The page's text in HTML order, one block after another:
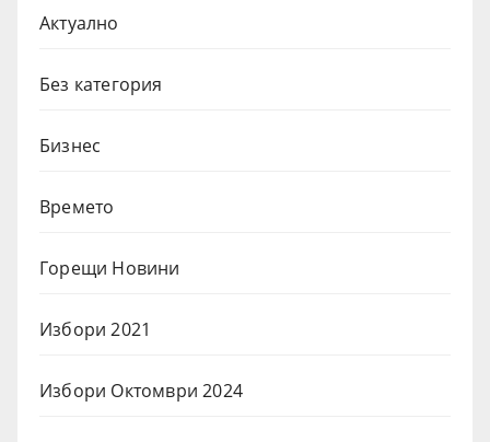
Актуално
Без категория
Бизнес
Времето
Горещи Новини
Избори 2021
Избори Октомври 2024